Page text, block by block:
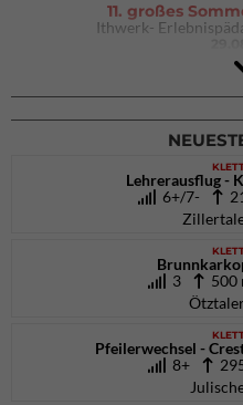
11. großes
Ithwerk-
4Blocs
DAV Kletter- &
Lehrerausflug -
6+/7-
3
500
Pfeilerwechsel -
8+